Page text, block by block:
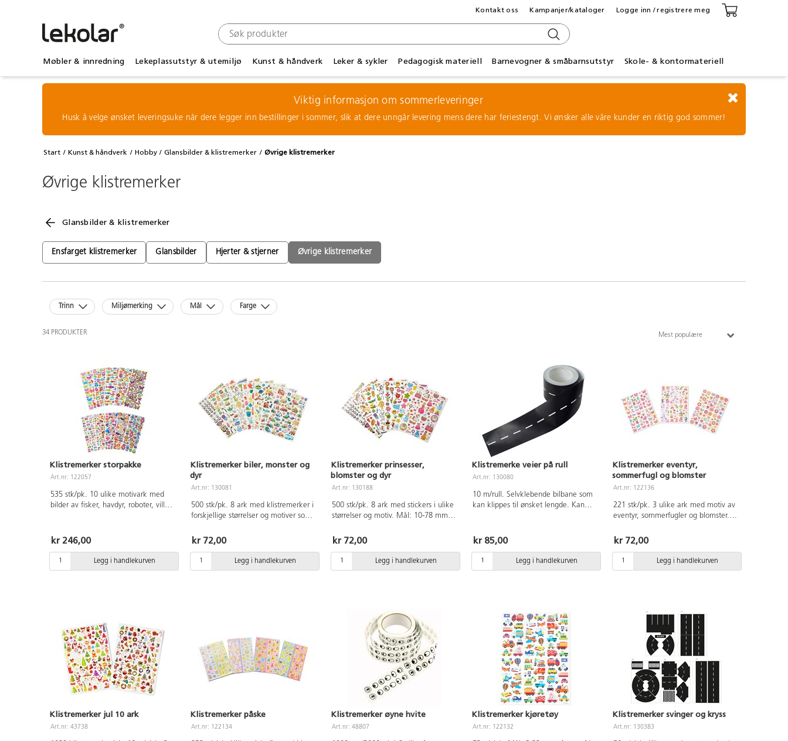
Møbler & innredning Lekeplassutstyr & utemiljø Kunst & håndverk Leker & sykler Pedagogisk materiell Barnevogner & småbarnsutstyr Skole- & kontormateriell
Kontakt oss Kampanjer/kataloger Logge inn / registrere meg
Viktig informasjon om sommerleveringer
Husk å velge ønsket leveringsuke når dere legger inn bestillinger i sommer, slik at dere unngår levering mens dere har feriestengt. Vi ønsker alle våre kunder en riktig god sommer!
Start Kunst & håndverk Hobby Glansbilder & klistremerker Øvrige klistremerker
Øvrige klistremerker
Glansbilder & klistremerker
Ensfarget klistremerker Glansbilder Hjerter & stjerner Øvrige klistremerker
Trinn Miljømerking Mål Farge
34 PRODUKTER Mest populære
Klistremerker storpakke
Art.nr: 122057
535 stk/pk. 10 ulike motivark med
bilder av fisker, havdyr, roboter, ville
kr 246,00
Legg i handlekurven
Klistremerker biler, monster og
dyr
Art.nr: 130081
500 stk/pk. 8 ark med klistremerker i
forskjellige størrelser og motiver som
Mål:10–78 mm. Syrefrie. Av papir.
kr 72,00
Legg i handlekurven
Klistremerker prinsesser,
blomster og dyr
Art.nr: 130188
500 stk/pk. 8 ark med stickers i ulike
størrelser og motiv. Mål: 10-78 mm.
kr 72,00
Legg i handlekurven
Klistremerke veier på rull
Art.nr: 130080
10 m/rull. Selvklebende bilbane som
kan klippes til ønsket lengde. Kan
kr 85,00
Legg i handlekurven
Klistremerker eventyr,
sommerfugl og blomster
Art.nr: 122136
221 stk/pk. 3 ulike ark med motiv av
eventyr, sommerfugler og blomster.
kr 72,00
Legg i handlekurven
Klistremerker jul 10 ark
Art.nr: 43738
Klistremerker påske
Art.nr: 122134
Klistremerker øyne hvite
Art.nr: 48807
Klistremerker kjøretøy
Art.nr: 122132
Klistremerker svinger og kryss
Art.nr: 130383